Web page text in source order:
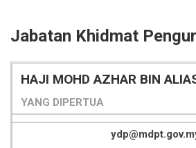
Jabatan Khidmat
HAJI MOHD AZHAR BIN
YANG DIPERTUA